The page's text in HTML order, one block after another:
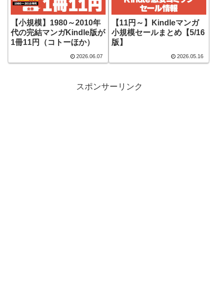
【小規模】1980～2010年
代の完結マンガKindle版が
1冊11円（コトーほか）
2026.06.07
【11円～】Kindleマンガ
小規模セールまとめ【5/16
版】
2026.05.16
スポンサーリンク